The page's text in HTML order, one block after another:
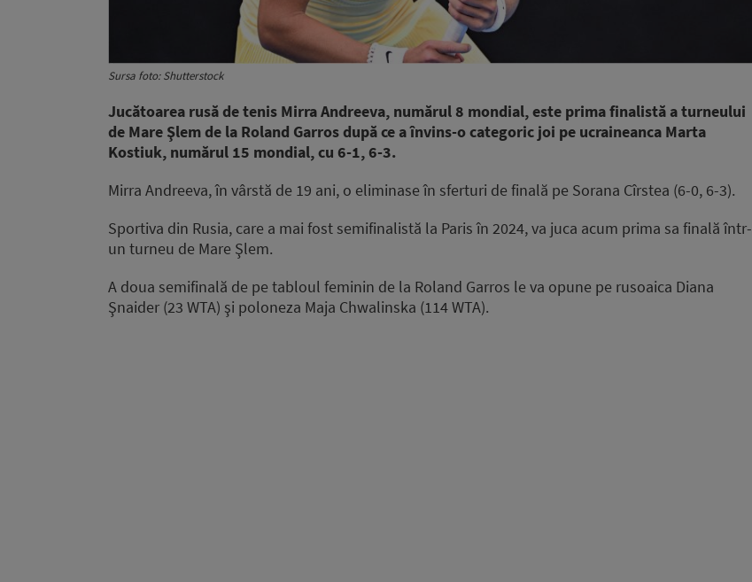
Sursa foto: Shutterstock
Jucătoarea rusă de tenis Mirra Andreeva, numărul 8 mondial, este prima finalistă a turneului
de Mare Şlem de la Roland Garros după ce a învins-o categoric joi pe ucraineanca Marta
Kostiuk, numărul 15 mondial, cu 6-1, 6-3.
Mirra Andreeva, în vârstă de 19 ani, o eliminase în sferturi de finală pe Sorana Cîrstea (6-0, 6-3).
Sportiva din Rusia, care a mai fost semifinalistă la Paris în 2024, va juca acum prima sa finală într-
un turneu de Mare Şlem.
A doua semifinală de pe tabloul feminin de la Roland Garros le va opune pe rusoaica Diana
Şnaider (23 WTA) şi poloneza Maja Chwalinska (114 WTA).